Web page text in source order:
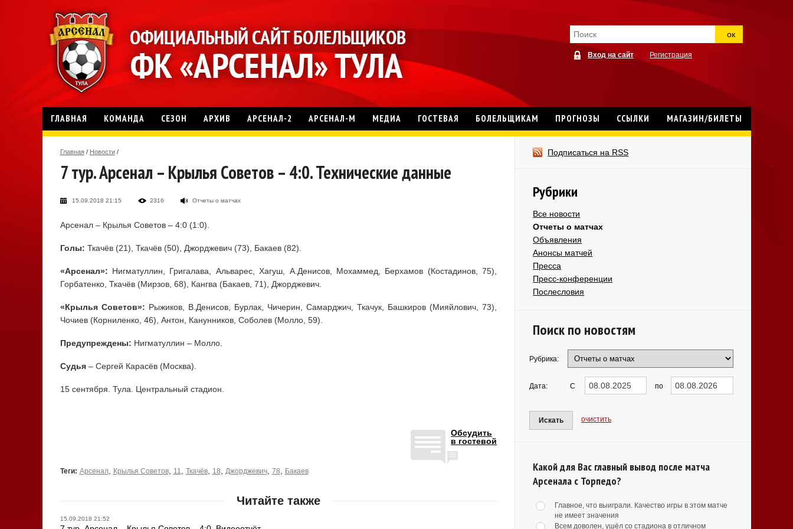
ок
Вход на сайт Регистрация
ГЛАВНАЯ КОМАНДА СЕЗОН АРХИВ АРСЕНАЛ-2 АРСЕНАЛ-М МЕДИА ГОСТЕВАЯ БОЛЕЛЬЩИКАМ ПРОГНОЗЫ ССЫЛКИ МАГАЗИН/БИЛЕТЫ
Главная / Новости /
7 тур. Арсенал – Крылья Советов – 4:0. Технические данные
15.09.2018 21:15 2316 Отчеты о матчах
Арсенал – Крылья Советов – 4:0 (1:0).
Голы: Ткачёв (21), Ткачёв (50), Джорджевич (73), Бакаев (82).
«Арсенал»: Нигматуллин, Григалава, Альварес, Хагуш, А.Денисов, Мохаммед, Берхамов (Костадинов, 75),
Горбатенко, Ткачёв (Мирзов, 68), Кангва (Бакаев, 71), Джорджевич.
«Крылья Советов»: Рыжиков, В.Денисов, Бурлак, Чичерин, Самарджич, Ткачук, Башкиров (Мияйлович, 73),
Чочиев (Корниленко, 46), Антон, Канунников, Соболев (Молло, 59).
Предупреждены: Нигматуллин – Молло.
Судья– Сергей Карасёв (Москва).
15 сентября. Тула. Центральный стадион.
Обсудить
в гостевой
Теги: Арсенал, Крылья Советов, 11, Ткачёв, 18, Джорджевич, 78, Бакаев
Читайте также
15.09.2018 21:52
Подписаться на RSS
Рубрики
Все новости
Отчеты о матчах
Объявления
Анонсы матчей
Пресса
Пресс-конференции
Послесловия
Поиск по новостям
Рубрика:
Дата: С по
Искать очистить
Какой для Вас главный вывод после матча
Арсенала с Торпедо?
Главное, что выиграли. Качество игры в этом матче
не имеет значения
Всем доволен, ушёл со стадиона в отличном